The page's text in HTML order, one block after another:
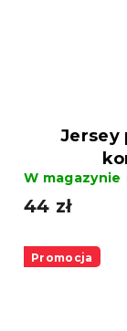
Jersey
W magazynie
44 zł
Promocja